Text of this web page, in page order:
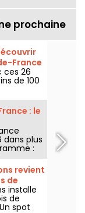
prochaine
France
ces 26
de 100
: le
dans plus
:
et
revient
de
installe
de
spot